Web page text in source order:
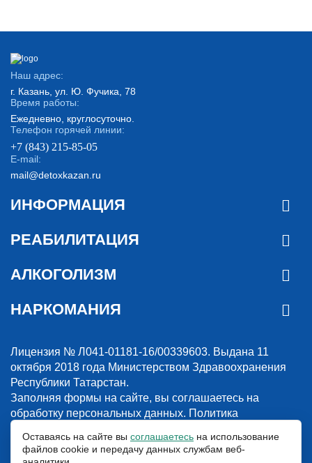
Наш адрес:
г. Казань, ул. Ю. Фучика, 78
Время работы:
Ежедневно, круглосуточно.
Телефон горячей линии:
+7 (843) 215-85-05
E-mail:
mail@detoxkazan.ru
ИНФОРМАЦИЯ
РЕАБИЛИТАЦИЯ
АЛКОГОЛИЗМ
НАРКОМАНИЯ
Лицензия № Л041-01181-16/00339603. Выдана 11
октября 2018 года Министерством Здравоохранения
Республики Татарстан.
Заполняя формы на сайте, вы соглашаетесь на
обработку персональных данных. Политика
© 2018-2026. Наркологическая клиника “Detox”. Все права защищены.
Оставаясь на сайте вы соглашаетесь на использование
файлов cookie и передачу данных службам веб-